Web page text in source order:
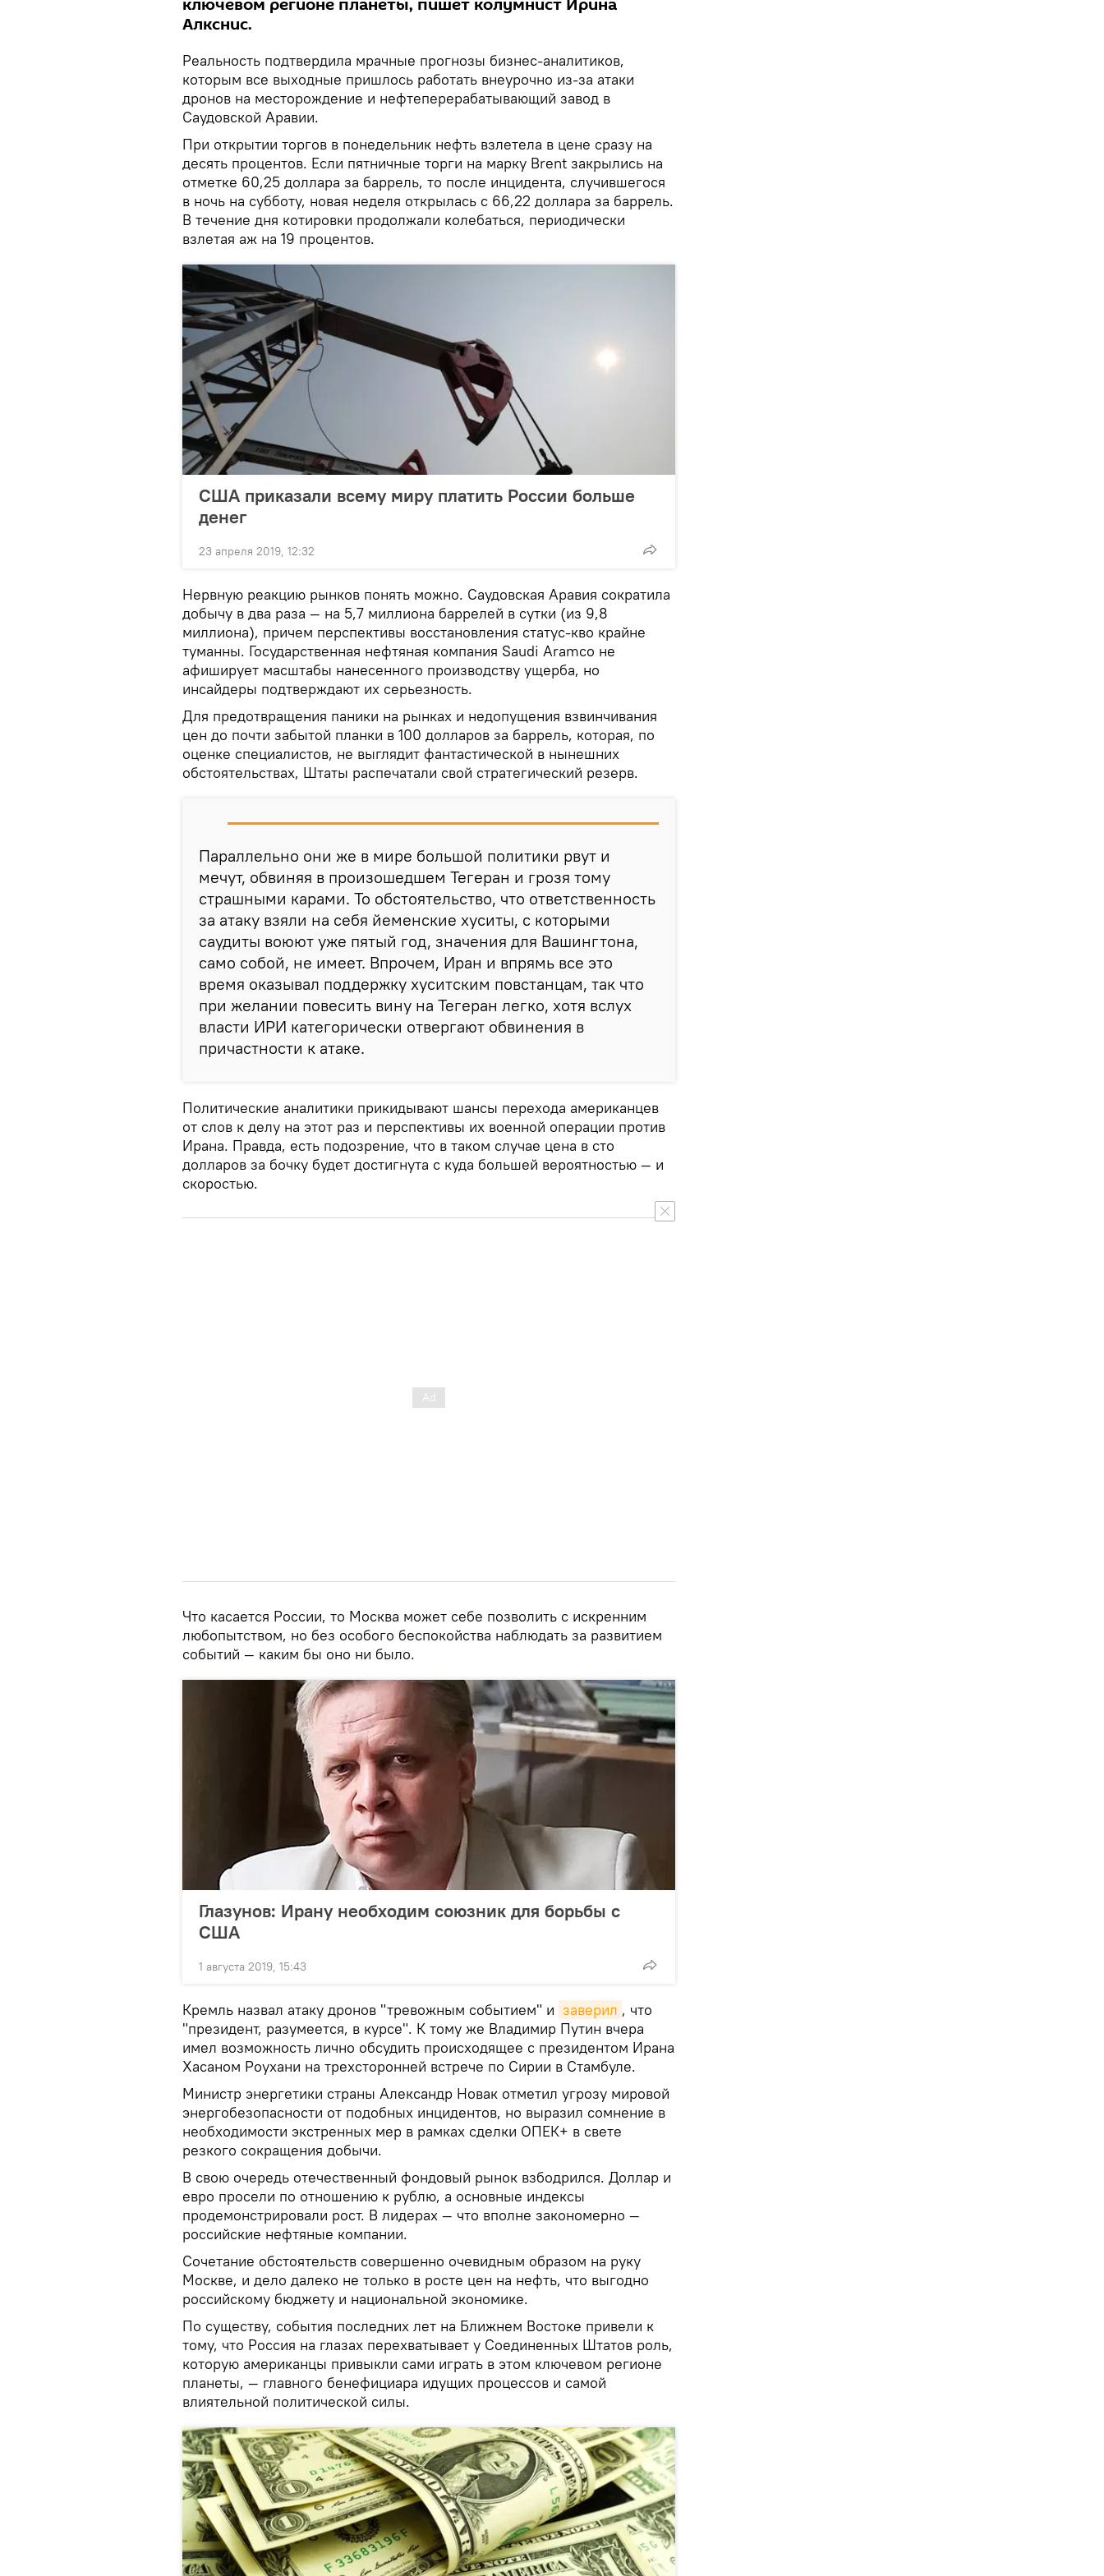
ключевом регионе планеты, пишет колумнист Ирина
Алкснис.
Реальность подтвердила мрачные прогнозы бизнес-аналитиков,
которым все выходные пришлось работать внеурочно из-за атаки
дронов на месторождение и нефтеперерабатывающий завод в
Саудовской Аравии.
При открытии торгов в понедельник нефть взлетела в цене сразу на
десять процентов. Если пятничные торги на марку Brent закрылись на
отметке 60,25 доллара за баррель, то после инцидента, случившегося
в ночь на субботу, новая неделя открылась с 66,22 доллара за баррель.
В течение дня котировки продолжали колебаться, периодически
взлетая аж на 19 процентов.
США приказали всему миру платить России больше
денег
23 апреля 2019, 12:32
Нервную реакцию рынков понять можно. Саудовская Аравия сократила
добычу в два раза — на 5,7 миллиона баррелей в сутки (из 9,8
миллиона), причем перспективы восстановления статус-кво крайне
туманны. Государственная нефтяная компания Saudi Aramco не
афиширует масштабы нанесенного производству ущерба, но
инсайдеры подтверждают их серьезность.
Для предотвращения паники на рынках и недопущения взвинчивания
цен до почти забытой планки в 100 долларов за баррель, которая, по
оценке специалистов, не выглядит фантастической в нынешних
обстоятельствах, Штаты распечатали свой стратегический резерв.
Параллельно они же в мире большой политики рвут и
мечут, обвиняя в произошедшем Тегеран и грозя тому
страшными карами. То обстоятельство, что ответственность
за атаку взяли на себя йеменские хуситы, с которыми
саудиты воюют уже пятый год, значения для Вашингтона,
само собой, не имеет. Впрочем, Иран и впрямь все это
время оказывал поддержку хуситским повстанцам, так что
при желании повесить вину на Тегеран легко, хотя вслух
власти ИРИ категорически отвергают обвинения в
причастности к атаке.
Политические аналитики прикидывают шансы перехода американцев
от слов к делу на этот раз и перспективы их военной операции против
Ирана. Правда, есть подозрение, что в таком случае цена в сто
долларов за бочку будет достигнута с куда большей вероятностью — и
скоростью.
Что касается России, то Москва может себе позволить с искренним
любопытством, но без особого беспокойства наблюдать за развитием
событий — каким бы оно ни было.
Глазунов: Ирану необходим союзник для борьбы с
США
1 августа 2019, 15:43
Кремль назвал атаку дронов "тревожным событием" и заверил , что
"президент, разумеется, в курсе". К тому же Владимир Путин вчера
имел возможность лично обсудить происходящее с президентом Ирана
Хасаном Роухани на трехсторонней встрече по Сирии в Стамбуле.
Министр энергетики страны Александр Новак отметил угрозу мировой
энергобезопасности от подобных инцидентов, но выразил сомнение в
необходимости экстренных мер в рамках сделки ОПЕК+ в свете
резкого сокращения добычи.
В свою очередь отечественный фондовый рынок взбодрился. Доллар и
евро просели по отношению к рублю, а основные индексы
продемонстрировали рост. В лидерах — что вполне закономерно —
российские нефтяные компании.
Сочетание обстоятельств совершенно очевидным образом на руку
Москве, и дело далеко не только в росте цен на нефть, что выгодно
российскому бюджету и национальной экономике.
По существу, события последних лет на Ближнем Востоке привели к
тому, что Россия на глазах перехватывает у Соединенных Штатов роль,
которую американцы привыкли сами играть в этом ключевом регионе
планеты, — главного бенефициара идущих процессов и самой
влиятельной политической силы.